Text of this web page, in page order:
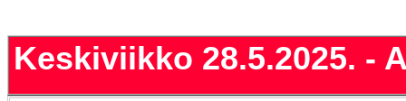
Keskiviikko 28.5.2025. -